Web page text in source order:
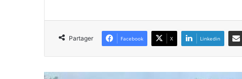
Partager Facebook X Linkedin